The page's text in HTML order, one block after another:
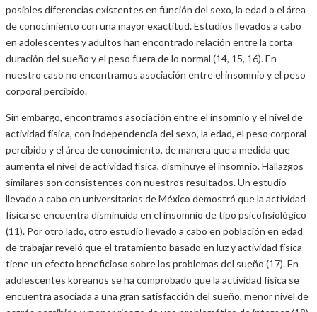
posibles diferencias existentes en función del sexo, la edad o el área
de conocimiento con una mayor exactitud. Estudios llevados a cabo
en adolescentes y adultos han encontrado relación entre la corta
duración del sueño y el peso fuera de lo normal (14, 15, 16). En
nuestro caso no encontramos asociación entre el insomnio y el peso
corporal percibido.
Sin embargo, encontramos asociación entre el insomnio y el nivel de
actividad física, con independencia del sexo, la edad, el peso corporal
percibido y el área de conocimiento, de manera que a medida que
aumenta el nivel de actividad física, disminuye el insomnio. Hallazgos
similares son consistentes con nuestros resultados. Un estudio
llevado a cabo en universitarios de México demostró que la actividad
física se encuentra disminuida en el insomnio de tipo psicofisiológico
(11). Por otro lado, otro estudio llevado a cabo en población en edad
de trabajar reveló que el tratamiento basado en luz y actividad física
tiene un efecto beneficioso sobre los problemas del sueño (17). En
adolescentes koreanos se ha comprobado que la actividad física se
encuentra asociada a una gran satisfacción del sueño, menor nivel de